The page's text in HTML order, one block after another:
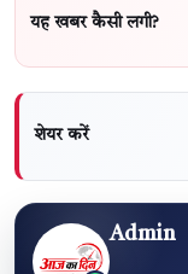
यह खबर कैसी लगी?
शेयर करें
Admin